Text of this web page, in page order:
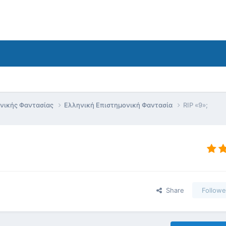
Φαντασίας Ελληνική Επιστημονική Φαντασία RIP «9»;
Share